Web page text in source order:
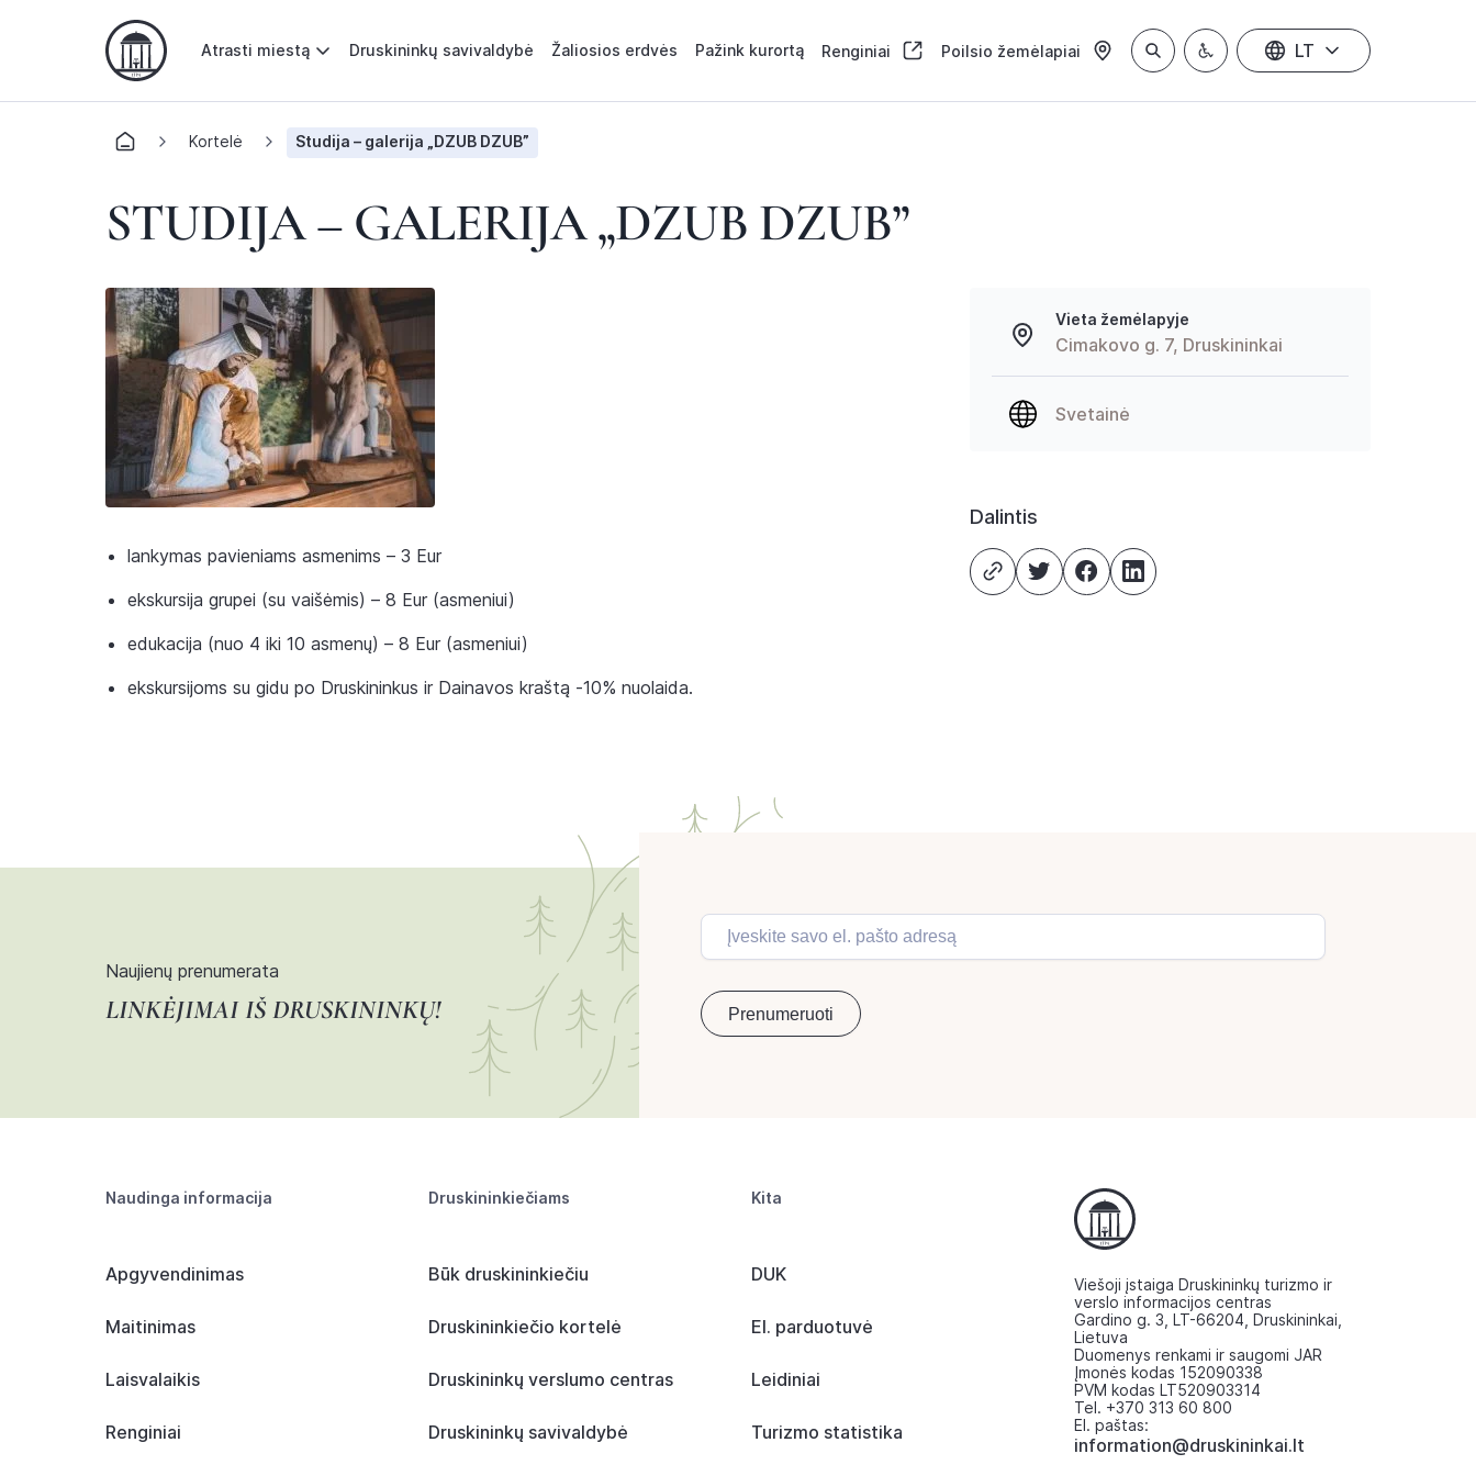
Atrasti miestą Druskininkų savivaldybė Žaliosios erdvės Pažink kurortą Renginiai Poilsio žemėlapiai LT
Kortelė Studija – galerija „DZUB DZUB”
STUDIJA – GALERIJA „DZUB DZUB”
lankymas pavieniams asmenims – 3 Eur
ekskursija grupei (su vaišėmis) – 8 Eur (asmeniui)
edukacija (nuo 4 iki 10 asmenų) – 8 Eur (asmeniui)
ekskursijoms su gidu po Druskininkus ir Dainavos kraštą -10% nuolaida.
Vieta žemėlapyje
Cimakovo g. 7, Druskininkai
Svetainė
Dalintis
Naujienų prenumerata
LINKĖJIMAI IŠ DRUSKININKŲ!
Naudinga informacija
Apgyvendinimas
Maitinimas
Laisvalaikis
Renginiai
Druskininkiečiams
Būk druskininkiečiu
Druskininkiečio kortelė
Druskininkų verslumo centras
Druskininkų savivaldybė
Kita
DUK
El. parduotuvė
Leidiniai
Turizmo statistika
Viešoji įstaiga Druskininkų turizmo ir
verslo informacijos centras
Gardino g. 3, LT-66204, Druskininkai,
Lietuva
Duomenys renkami ir saugomi JAR
Įmonės kodas 152090338
PVM kodas LT520903314
Tel. +370 313 60 800
El. paštas:
information@druskininkai.lt